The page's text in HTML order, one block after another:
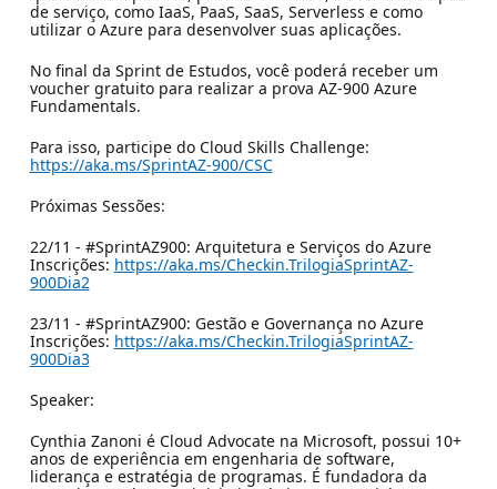
de serviço, como IaaS, PaaS, SaaS, Serverless e como
utilizar o Azure para desenvolver suas aplicações.
No final da Sprint de Estudos, você poderá receber um
voucher gratuito para realizar a prova AZ-900 Azure
Fundamentals.
Para isso, participe do Cloud Skills Challenge:
https://aka.ms/SprintAZ-900/CSC
Próximas Sessões:
22/11 - #SprintAZ900: Arquitetura e Serviços do Azure
Inscrições: https://aka.ms/Checkin.TrilogiaSprintAZ-
900Dia2
23/11 - #SprintAZ900: Gestão e Governança no Azure
Inscrições: https://aka.ms/Checkin.TrilogiaSprintAZ-
900Dia3
Speaker:
Cynthia Zanoni é Cloud Advocate na Microsoft, possui 10+
anos de experiência em engenharia de software,
liderança e estratégia de programas. É fundadora da